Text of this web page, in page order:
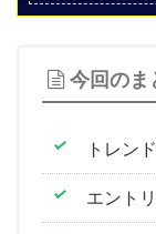
今回のま
トレン
エント